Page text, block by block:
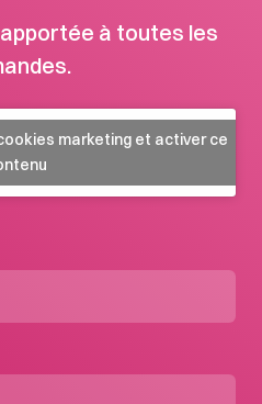
à toutes les
marketing et activer ce